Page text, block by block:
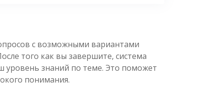
с возможными вариантами
того как вы завершите, система
уровень знаний по теме. Это поможет
понимания.